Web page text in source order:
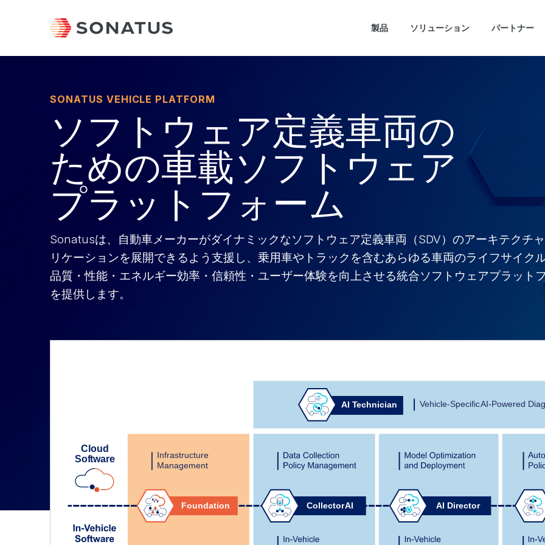
製品 ソリューション パートナー
SONATUS VEHICLE PLATFORM
ソフトウェア定義車両の
ための車載ソフトウェア
プラットフォーム
Sonatusは、自動車メーカーがダイナミックなソフトウェア定義車両（SDV）のアーキテクチ
リケーションを展開できるよう支援し、乗用車やトラックを含むあらゆる車両のライフサイク
品質・性能・エネルギー効率・信頼性・ユーザー体験を向上させる統合ソフトウェアプラット
を提供します。